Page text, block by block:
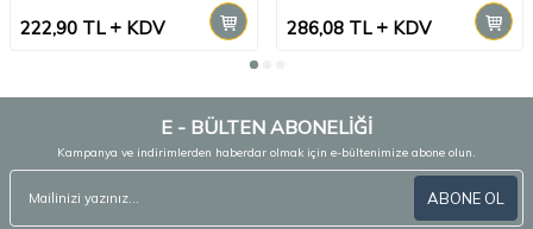
222,90 TL KDV 286,08TL KDV
E - BÜLTEN ABONELİĞİ
Kampanya ve indirimlerden haberdar olmak için e-bültenimize abone olun.
ABONE OL